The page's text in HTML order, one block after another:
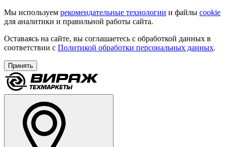
Мы используем рекомендательные технологии и файлы cookie
для аналитики и правильной работы сайта.
Оставаясь на сайте, вы соглашаетесь с обработкой данных в
соответствии с Политикой обработки персональных данных.
Принять